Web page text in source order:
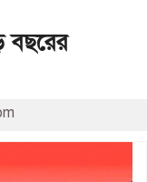
বছরের